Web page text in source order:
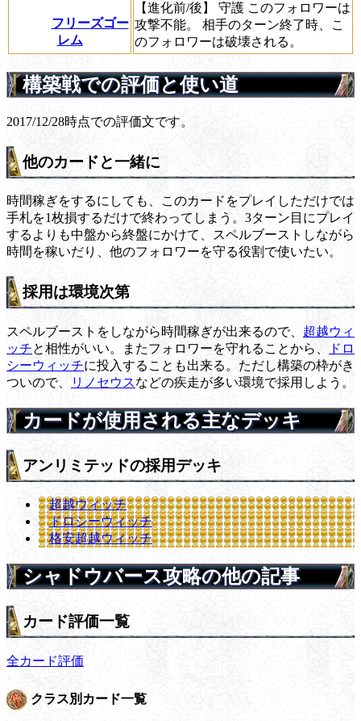
フリーズゴー
レム
【進化前/後】 守護 このフォロワーは
攻撃不能。 相手のターン終了時、こ
のフォロワーは破壊される。
構築戦での評価と使い道
2017/12/28時点での評価文です。
他のカードと一緒に
時間稼ぎをするにしても、このカードをプレイしただけでは
手札を1枚損するだけで終わってしまう。3ターン目にプレイ
するよりも中盤から終盤にかけて、スペルブーストしながら
時間を稼いだり、他のフォロワーを守る役割で使いたい。
採用は環境次第
スペルブーストをしながら時間稼ぎが出来るので、 超越ウィ
ッチと相性がいい。またフォロワーを守れることから、
ドロ
シーウィッチに投入することも出来る。ただし構築の枠がき
ついので、
リノセウスなどの疾走が多い環境で採用しよう。
カードが使用される主なデッキ
アンリミテッドの採用デッキ
超越ウィッチ
ドロシーウィッチ
格安超越ウィッチ
シャドウバース攻略の他の記事
カード評価一覧
全カード評価
クラス別カード一覧